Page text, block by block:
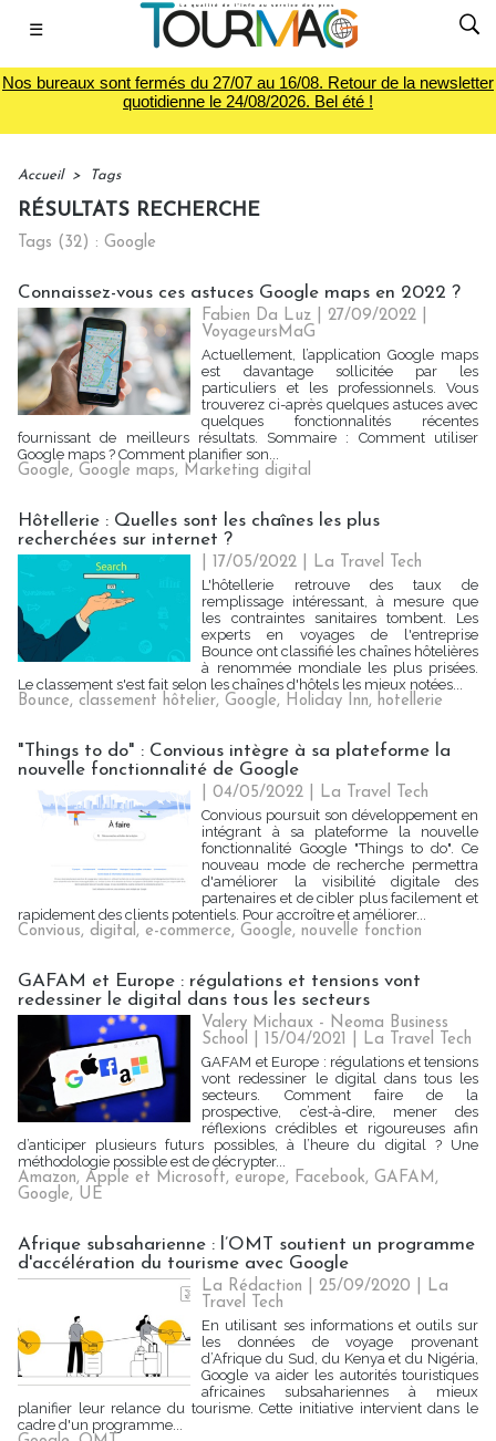
☰
Nos bureaux sont fermés du 27/07 au 16/08. Retour de la newsletter
quotidienne le 24/08/2026. Bel été !
Accueil > Tags
RÉSULTATS RECHERCHE
Tags (32) : Google
Connaissez-vous ces astuces Google maps en 2022 ?
Fabien Da Luz | 27/09/2022
VoyageursMaG
Actuellement, l’application Google maps
est davantage sollicitée par les
particuliers et les professionnels. Vous
trouverez ci-après quelques astuces avec
quelques fonctionnalités récentes
fournissant de meilleurs résultats. Sommaire : Comment utiliser
Google maps ? Comment planifier son...
Google, Google maps, Marketing digital
Hôtellerie : Quelles sont les chaînes les plus
recherchées sur internet ?
| 17/05/2022
La Travel Tech
L'hôtellerie retrouve des taux de
remplissage intéressant, à mesure que
les contraintes sanitaires tombent. Les
experts en voyages de l'entreprise
Bounce ont classifié les chaînes hôtelières
à renommée mondiale les plus prisées.
Le classement s'est fait selon les chaînes d'hôtels les mieux notées...
Bounce, classement hôtelier, Google, Holiday Inn, hotellerie
"Things to do" : Convious intègre à sa plateforme la
nouvelle fonctionnalité de Google
| 04/05/2022
La Travel Tech
Convious poursuit son développement en
intégrant à sa plateforme la nouvelle
fonctionnalité Google "Things to do". Ce
nouveau mode de recherche permettra
d'améliorer la visibilité digitale des
partenaires et de cibler plus facilement et
rapidement des clients potentiels. Pour accroître et améliorer...
Convious, digital, e-commerce, Google, nouvelle fonction
GAFAM et Europe : régulations et tensions vont
redessiner le digital dans tous les secteurs
Valery Michaux - Neoma Business
School | 15/04/2021
La Travel Tech
GAFAM et Europe : régulations et tensions
vont redessiner le digital dans tous les
secteurs. Comment faire de la
prospective, c’est-à-dire, mener des
réflexions crédibles et rigoureuses afin
d’anticiper plusieurs futurs possibles, à l’heure du digital ? Une
méthodologie possible est de décrypter...
Amazon, Apple et Microsoft, europe, Facebook, GAFAM,
Google, UE
Afrique subsaharienne : l’OMT soutient un programme
d'accélération du tourisme avec Google
La Rédaction | 25/09/2020
La
Travel Tech
En utilisant ses informations et outils sur
les données de voyage provenant
d’Afrique du Sud, du Kenya et du Nigéria,
Google va aider les autorités touristiques
africaines subsahariennes à mieux
planifier leur relance du tourisme. Cette initiative intervient dans le
cadre d'un programme...